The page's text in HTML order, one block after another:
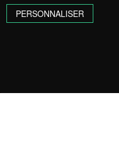
PERSONNALISER